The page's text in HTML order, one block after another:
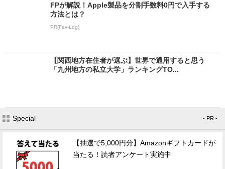
FPが解説！Apple製品を分割手数料0円で入手する
方法とは？
PR(Fav-Log)
【関西地方在住者が選ぶ】世界で通用すると思う
「九州地方の私立大学」ランキングTO...
Special - PR -
【抽選で5,000円分】Amazonギフトカードが
当たる！読者アンケート実施中